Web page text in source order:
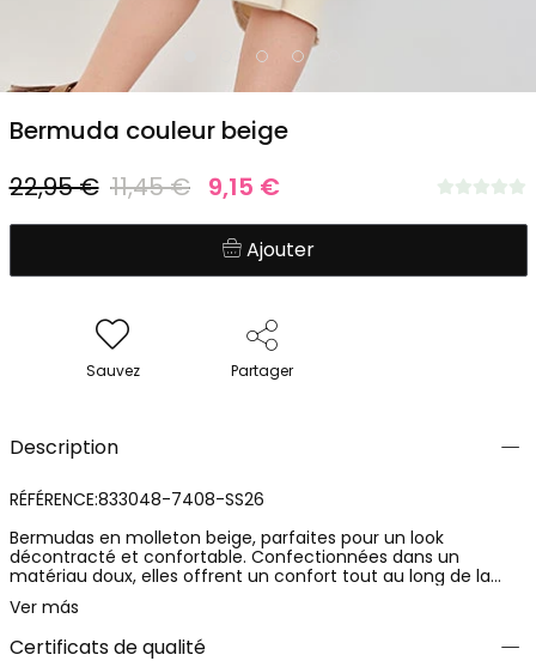
3 4
Bermuda couleur beige
22,95 € 11,45 € 9,15 €
Ajouter
Sauvez Partager
Description
RÉFÉRENCE:833048-7408-SS26
Bermudas en molleton beige, parfaites pour un look
décontracté et confortable. Confectionnées dans un
matériau doux, elles offrent un confort tout au long de la
journée. Dotées de poches latérales fonctionnelles et d'une
taille ajustable. Le design uni et neutre les rend idéales pour
être associées à des t-shirts colorés ou des sweat-shirts.
Disponibles en tailles allant de 12 mois à 10 ans, elles offrent
Ver más
Certificats de qualité